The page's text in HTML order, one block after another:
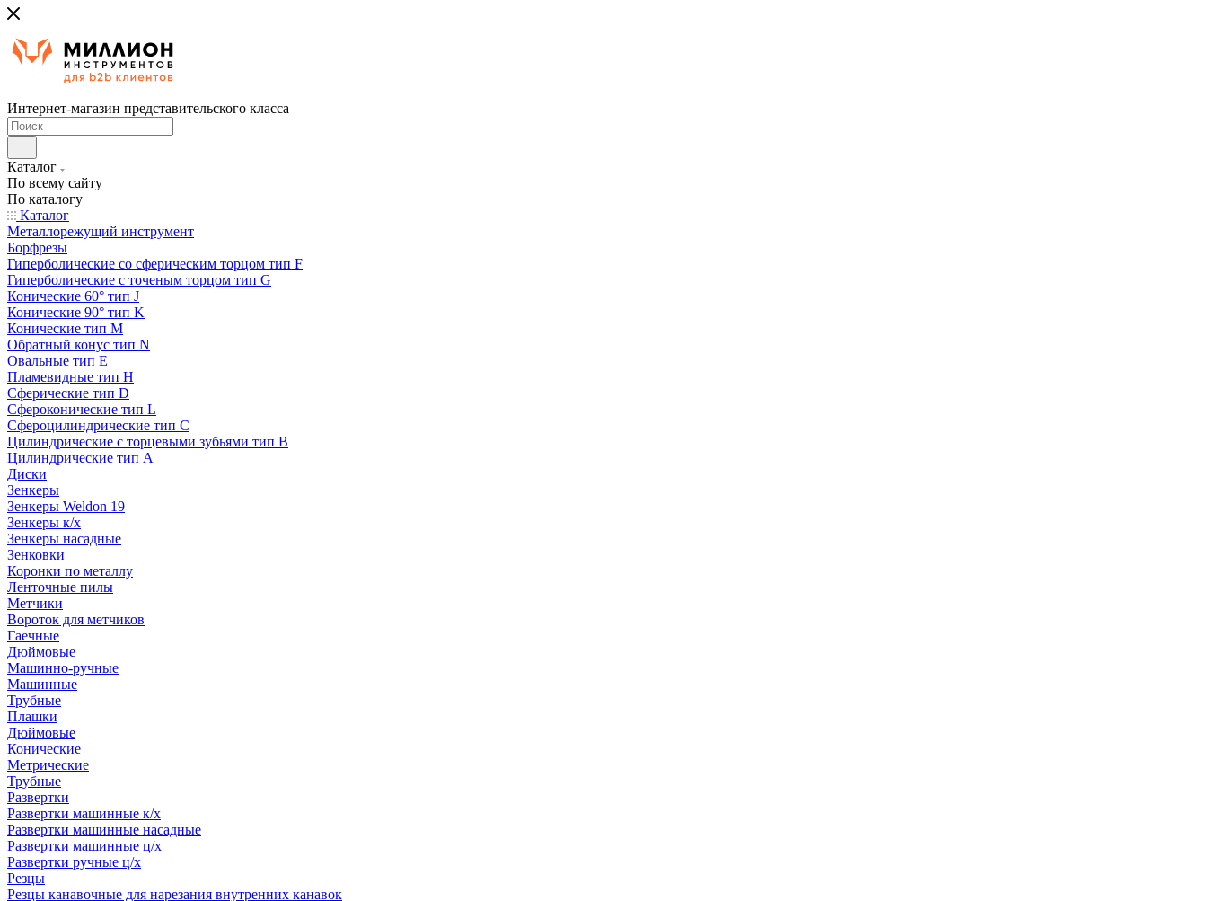
Интернет-магазин представительского класса
Каталог
По всему сайту
По каталогу
Каталог
Металлорежущий инструмент
Борфрезы
Гиперболические cо сферическим торцом тип F
Гиперболические с точеным торцом тип G
Конические 60° тип J
Конические 90° тип K
Конические тип M
Обратный конус тип N
Овальные тип E
Пламевидные тип H
Сферические тип D
Сфероконические тип L
Сфероцилиндрические тип C
Цилиндрические с торцевыми зубьями тип B
Цилиндрические тип А
Диски
Зенкеры
Зенкеры Weldon 19
Зенкеры к/х
Зенкеры насадные
Зенковки
Коронки по металлу
Ленточные пилы
Метчики
Вороток для метчиков
Гаечные
Дюймовые
Машинно-ручные
Машинные
Трубные
Плашки
Дюймовые
Конические
Метрические
Трубные
Развертки
Развертки машинные к/х
Развертки машинные насадные
Развертки машинные ц/х
Развертки ручные ц/х
Резцы
Резцы канавочные для нарезания внутренних канавок